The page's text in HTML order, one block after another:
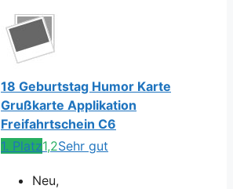
18 Geburtstag Humor Karte
Grußkarte Applikation
Freifahrtschein C6
1. Platz1,2Sehr gut
Neu,